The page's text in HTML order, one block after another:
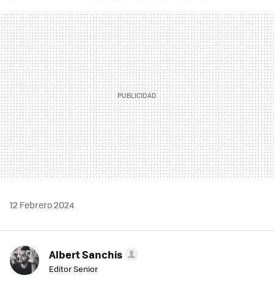
MAIL
12 Febrero 2024
Albert Sanchis
Editor Senior